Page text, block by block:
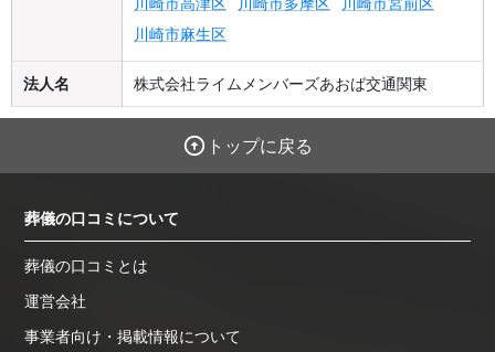
川崎市麻生区
法人名 株式会社ライムメンバーズあおば交通関東
トップに戻る
葬儀の口コミについて
葬儀の口コミとは
運営会社
事業者向け・掲載情報について